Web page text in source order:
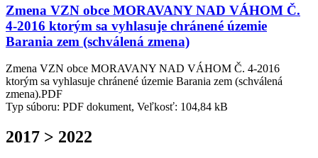
Zmena VZN obce MORAVANY NAD VÁHOM Č.
4-2016 ktorým sa vyhlasuje chránené územie
Barania zem (schválená zmena)
Zmena VZN obce MORAVANY NAD VÁHOM Č. 4-2016
ktorým sa vyhlasuje chránené územie Barania zem (schválená
zmena).PDF
Typ súboru: PDF dokument, Veľkosť: 104,84 kB
2017 > 2022